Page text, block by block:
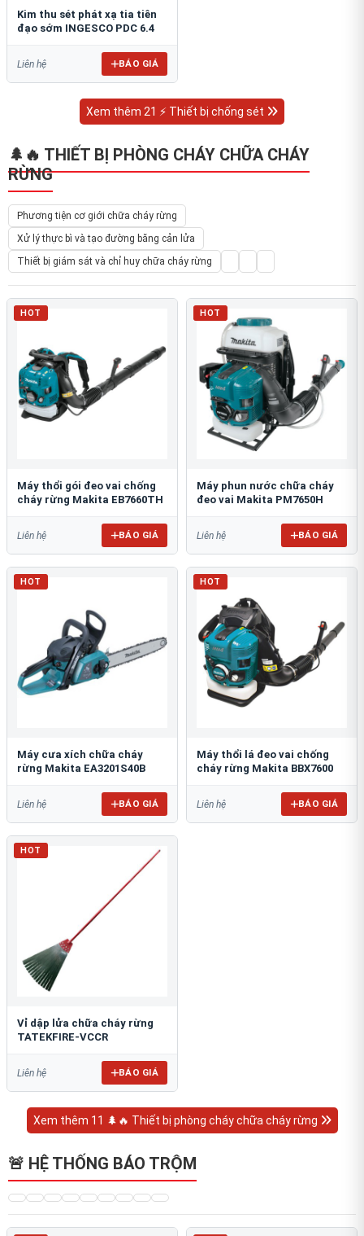
Kim thu sét phát xạ tia tiên
đạo sớm INGESCO PDC 6.4
Liên hệ BÁO GIÁ
Xem thêm 21 ⚡ Thiết bị chống sét
🌲🔥 THIẾT BỊ PHÒNG CHÁY CHỮA CHÁY
RỪNG
Phương tiện cơ giới chữa cháy rừng
Xử lý thực bì và tạo đường băng cản lửa
Thiết bị giám sát và chỉ huy chữa cháy rừng
HOT
Máy thổi gói đeo vai chống
cháy rừng Makita EB7660TH
Liên hệ BÁO GIÁ
HOT
Máy phun nước chữa cháy
đeo vai Makita PM7650H
Liên hệ BÁO GIÁ
HOT
Máy cưa xích chữa cháy
rừng Makita EA3201S40B
Liên hệ BÁO GIÁ
HOT
Máy thổi lá đeo vai chống
cháy rừng Makita BBX7600
Liên hệ BÁO GIÁ
HOT
Vỉ dập lửa chữa cháy rừng
TATEKFIRE-VCCR
Liên hệ BÁO GIÁ
Xem thêm 11 🌲🔥 Thiết bị phòng cháy chữa cháy rừng
🚨 HỆ THỐNG BÁO TRỘM